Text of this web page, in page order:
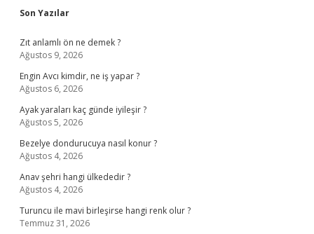
Sidebar
Son Yazılar
Zıt anlamlı ön ne demek ?
Ağustos 9, 2026
Engin Avcı kimdir, ne iş yapar ?
Ağustos 6, 2026
Ayak yaraları kaç günde iyileşir ?
Ağustos 5, 2026
Bezelye dondurucuya nasıl konur ?
Ağustos 4, 2026
Anav şehri hangi ülkededir ?
Ağustos 4, 2026
Turuncu ile mavi birleşirse hangi renk olur ?
Temmuz 31, 2026